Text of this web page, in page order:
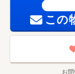
この
お